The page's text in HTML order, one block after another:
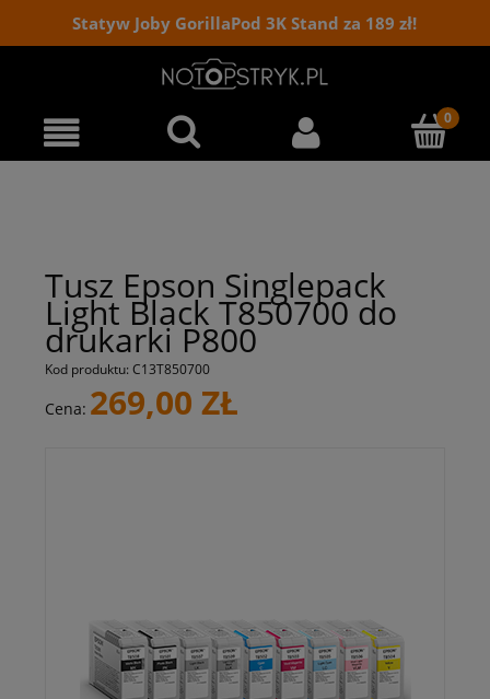
Statyw Joby GorillaPod 3K Stand za 189 zł!
Tusz Epson Singlepack
Light Black T850700 do
drukarki P800
Kod produktu: C13T850700
Cena: 269,00 ZŁ